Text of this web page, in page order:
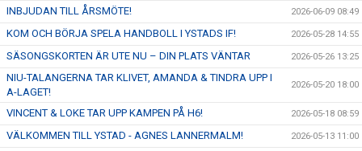
INBJUDAN TILL ÅRSMÖTE! 2026-06-09 08:49
KOM OCH BÖRJA SPELA HANDBOLL I YSTADS IF! 2026-05-28 14:55
SÄSONGSKORTEN ÄR UTE NU – DIN PLATS VÄNTAR 2026-05-26 13:25
NIU-TALANGERNA TAR KLIVET, AMANDA & TINDRA UPP I
A-LAGET!
2026-05-20 18:00
VINCENT & LOKE TAR UPP KAMPEN PÅ H6! 2026-05-18 08:59
VÄLKOMMEN TILL YSTAD - AGNES LANNERMALM! 2026-05-13 11:00